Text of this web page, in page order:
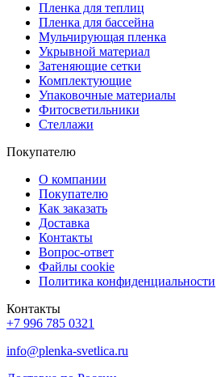
Пленка для теплиц
Пленка для бассейна
Мульчирующая пленка
Укрывной материал
Затеняющие сетки
Комплектующие
Упаковочные материалы
Фитосветильники
Стеллажи
Покупателю
О компании
Покупателю
Как заказать
Доставка
Контакты
Вопрос-ответ
Файлы cookie
Политика конфиденциальности
Контакты
+7 996 785 0321
info@plenka-svetlica.ru